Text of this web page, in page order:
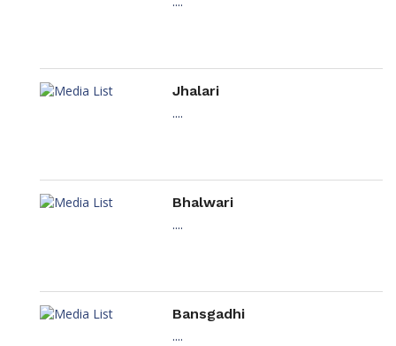
Jhalari
....
Bhalwari
....
Bansgadhi
....